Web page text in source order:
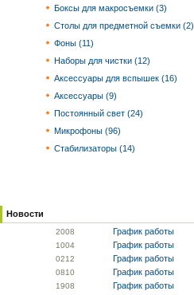
Боксы для макросъемки (3)
Столы для предметной съемки (2)
Фоны (11)
Наборы для чистки (12)
Аксессуары для вспышек (16)
Аксессуары (9)
Постоянный свет (24)
Микрофоны (96)
Стабилизаторы (14)
Новости
2008 График работы
1004 График работы
0212 График работы
0810 График работы
1908 График работы